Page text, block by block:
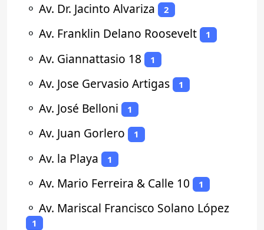
⚬ Av. Dr. Jacinto Alvariza 2
⚬ Av. Franklin Delano Roosevelt 1
⚬ Av. Giannattasio 18 1
⚬ Av. Jose Gervasio Artigas 1
⚬ Av. José Belloni 1
⚬ Av. Juan Gorlero 1
⚬ Av. la Playa 1
⚬ Av. Mario Ferreira & Calle 10 1
⚬ Av. Mariscal Francisco Solano López
1